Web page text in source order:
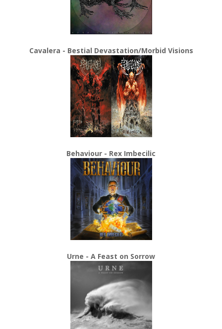
Cavalera - Bestial Devastation/Morbid Visions
Behaviour - Rex Imbecilic
Urne - A Feast on Sorrow